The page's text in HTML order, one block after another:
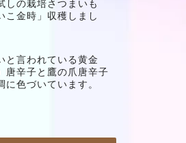
しの栽培さつまいも
こ金時」収穫しまし
と言われている黄金
唐辛子と鷹の爪唐辛子
に色づいています。